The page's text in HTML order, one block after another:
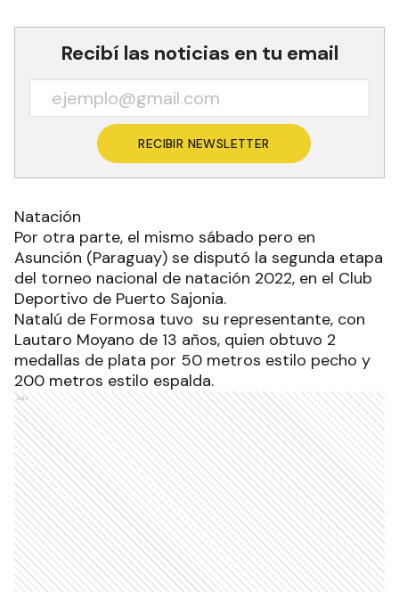
Recibí las noticias en tu email
RECIBIR NEWSLETTER
Natación
Por otra parte, el mismo sábado pero en
Asunción (Paraguay) se disputó la segunda etapa
del torneo nacional de natación 2022, en el Club
Deportivo de Puerto Sajonia.
Natalú de Formosa tuvo su representante, con
Lautaro Moyano de 13 años, quien obtuvo 2
medallas de plata por 50 metros estilo pecho y
200 metros estilo espalda.
Ads